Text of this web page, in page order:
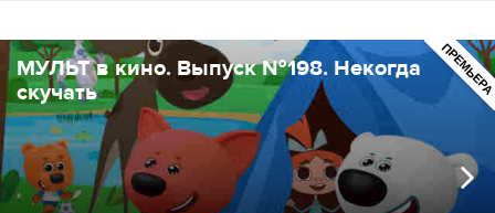
МУЛЬТ в кино. Выпуск №198. Некогда
скучать